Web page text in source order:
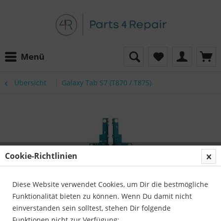
Menü
Übersicht Galaxy Tab S7 (T870 / T875)
Cookie-Richtlinien
Diese Website verwendet Cookies, um Dir die bestmögliche
Funktionalität bieten zu können. Wenn Du damit nicht
einverstanden sein solltest, stehen Dir folgende